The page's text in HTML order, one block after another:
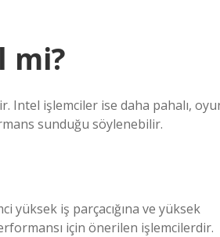
mi?
Intel işlemciler ise daha pahalı,
sunduğu söylenebilir.
yüksek iş parçacığına ve yüksek
için önerilen işlemcilerdir.